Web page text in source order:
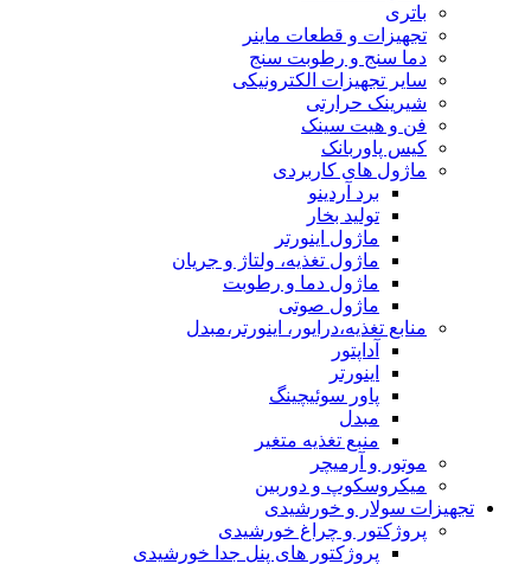
باتری
تجهیزات و قطعات ماینر
دما سنج و رطوبت سنج
سایر تجهیزات الکترونیکی
شیرینک حرارتی
فن و هیت سینک
کیس پاوربانک
ماژول های کاربردی
برد آردینو
تولید بخار
ماژول اینورتر
ماژول تغذیه، ولتاژ و جریان
ماژول دما و رطوبت
ماژول صوتی
منابع تغذیه،درایور، اینورتر،مبدل
آداپتور
اینورتر
پاور سوئیچینگ
مبدل
منبع تغذیه متغیر
موتور و آرمیچر
میکروسکوپ و دوربین
تجهیزات سولار و خورشیدی
پروژکتور و چراغ خورشیدی
پروژکتور های پنل جدا خورشیدی